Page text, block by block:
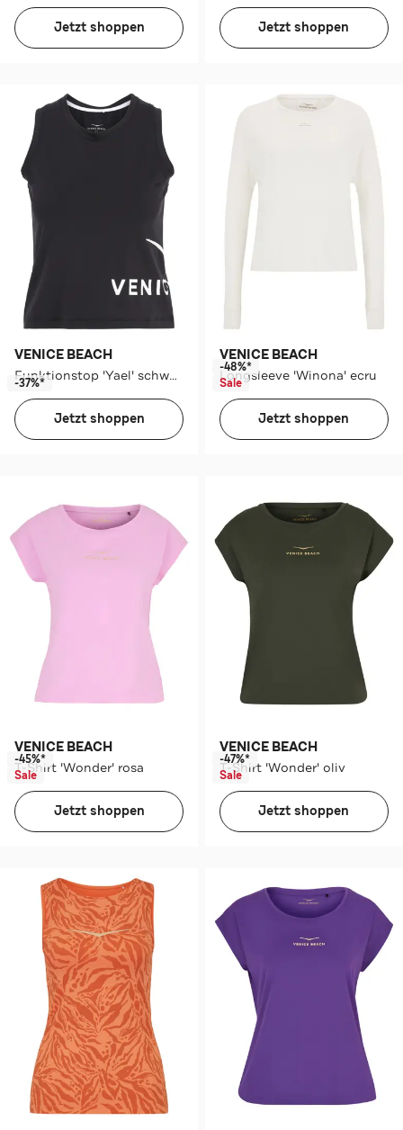
Jetzt shoppen Jetzt shoppen
VENICE BEACH
Funktionstop 'Yael' schwarz
-37%*
Jetzt shoppen
VENICE BEACH
Longsleeve 'Winona' ecru
-48%*
Sale
Jetzt shoppen
VENICE BEACH
T-Shirt 'Wonder' rosa
-45%*
Sale
Jetzt shoppen
VENICE BEACH
T-Shirt 'Wonder' oliv
-47%*
Sale
Jetzt shoppen